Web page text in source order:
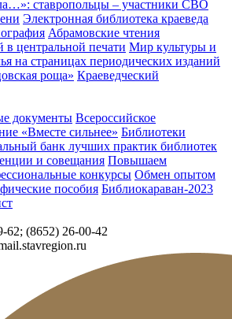
ставропольцы – участники СВО
Электронная библиотека краеведа
Абрамовские чтения
в центральной печати Мир культуры и
на страницах периодических изданий
роща» Краеведческий
документы Всероссийское
«Вместе сильнее» Библиотеки
банк лучших практик библиотек
и совещания Повышаем
конкурсы Обмен опытом
пособия Библиокараван-2023
62; (8652) 26-00-42